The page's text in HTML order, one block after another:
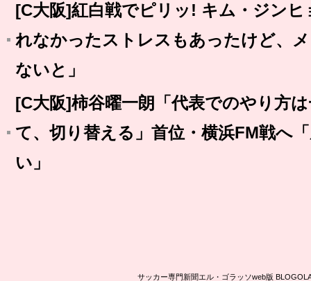
[C大阪]紅白戦でピリッ! キム・ジン
れなかったストレスもあったけど、
ないと」
[C大阪]柿谷曜一朗「代表でのやり方
て、切り替える」首位・横浜FM戦へ
い」
サッカー専門新聞エル・ゴラッソweb版